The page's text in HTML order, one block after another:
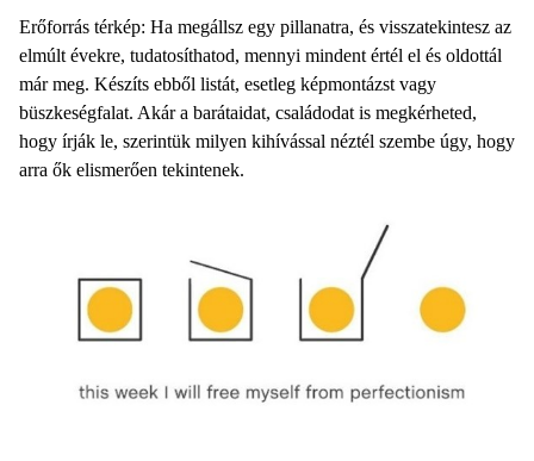
Erőforrás térkép: Ha megállsz egy pillanatra, és visszatekintesz az
elmúlt évekre, tudatosíthatod, mennyi mindent értél el és oldottál
már meg. Készíts ebből listát, esetleg képmontázst vagy
büszkeségfalat. Akár a barátaidat, családodat is megkérheted,
hogy írják le, szerintük milyen kihívással néztél szembe úgy, hogy
arra ők elismerően tekintenek.